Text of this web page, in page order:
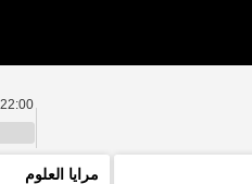
22:00
مرايا العلوم